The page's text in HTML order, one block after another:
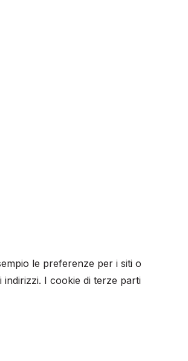
le preferenze per i siti o
I cookie di terze parti